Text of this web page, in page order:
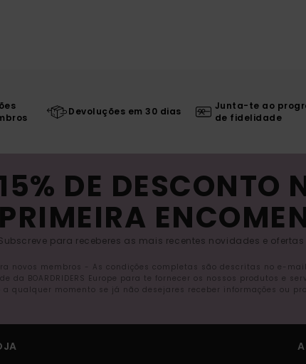
Devoluções em 30 dias
Junta-te ao
de fidelidade
DE DESCONTO
PRIMEIRA
para receberes as mais recentes novidades e
novos membros - As condições completas são descritas no e-mail
da BOARDRIDERS Europe para te fornecer os nossos produtos e
qualquer momento se já não desejares receber informações ou